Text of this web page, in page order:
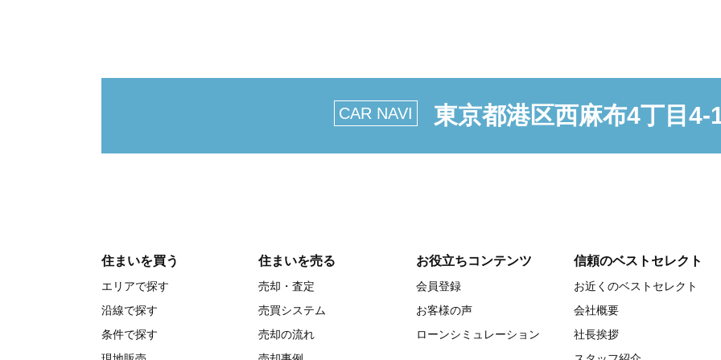
CAR NAVI 東京都港区西麻布4丁目4-
住まいを買う
エリアで探す
沿線で探す
条件で探す
住まいを売る
売却・査定
売買システム
売却の流れ
お役立ちコンテンツ
会員登録
お客様の声
ローンシミュレーション
信頼のベストセレクト
お近くのベストセレクト
会社概要
社長挨拶